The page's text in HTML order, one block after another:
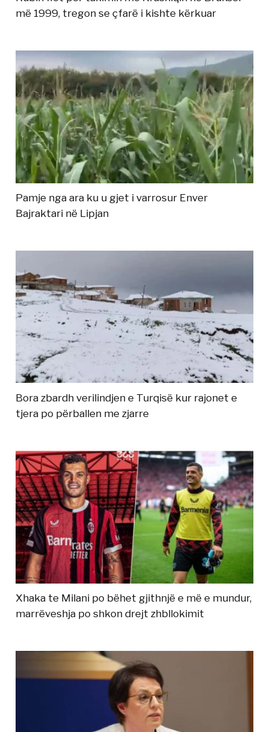
më 1999, tregon se çfarë i kishte kërkuar
Pamje nga ara ku u gjet i varrosur Enver
Bajraktari në Lipjan
Bora zbardh verilindjen e Turqisë kur rajonet e
tjera po përballen me zjarre
Xhaka te Milani po bëhet gjithnjë e më e mundur,
marrëveshja po shkon drejt zhbllokimit